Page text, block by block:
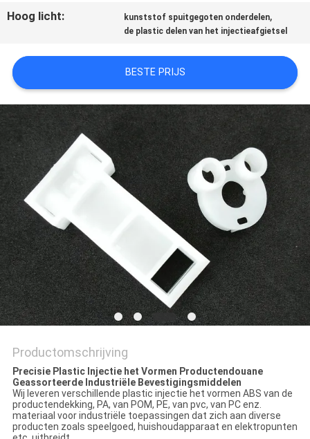
Hoog licht: kunststof spuitgegoten onderdelen,
de plastic delen van het injectieafgietsel
BESTE PRIJS
Productomschrijving
Precisie Plastic Injectie het Vormen Productendouane
Geassorteerde Industriële Bevestigingsmiddelen
Wij leveren verschillende plastic injectie het vormen ABS van de
productendekking, PA, van POM, PE, van pvc, van PC enz.
materiaal voor industriële toepassingen dat zich aan diverse
producten zoals speelgoed, huishoudapparaat en elektropunten